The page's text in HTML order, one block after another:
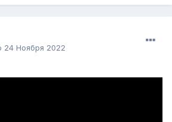
24 Ноября 2022